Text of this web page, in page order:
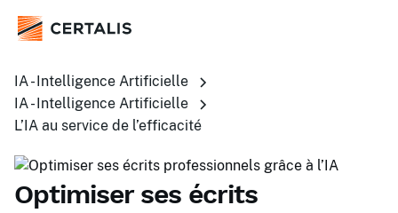
IA - Intelligence Artificielle
IA - Intelligence Artificielle
L’IA au service de l’efficacité
Optimiser ses écrits